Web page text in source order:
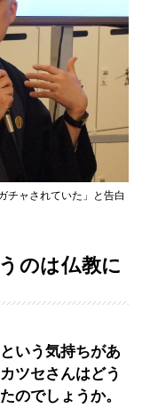
チャされていた」と告白
のは仏教に
いう気持ちがあ
ツセさんはどう
のでしょうか。